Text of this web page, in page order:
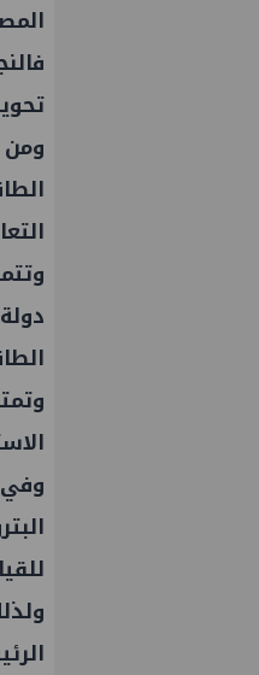
ومن
وفي
الرابعة لتنمية حقل